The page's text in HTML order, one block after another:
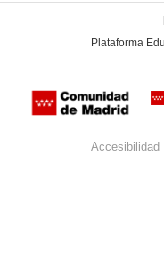
Plataforma
Accesibilidad